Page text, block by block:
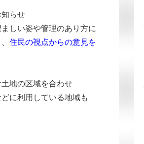
らせ
しい姿や管理のあり方に
住民の視点からの意見を
の区域を合わせ
利用している地域も